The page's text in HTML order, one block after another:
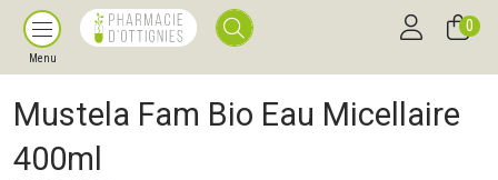
Menu
0
Mustela Fam Bio Eau Micellaire
400ml